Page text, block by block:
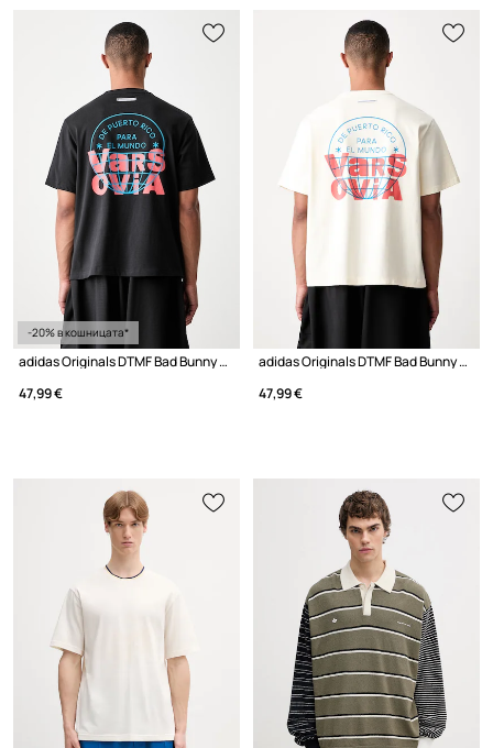
-20% в кошницата*
adidas Originals DTMF Bad Bunny Heavyweight Merch тениска от памук
47,99 €
adidas Originals DTMF Bad Bunny Heavyweight Merch тениска от памук
47,99 €